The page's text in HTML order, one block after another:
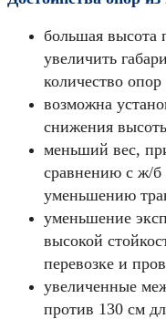
большая высота
увеличить
количество
возможна
снижения
меньший вес,
сравнению с ж/б
уменьшению
уменьшение
высокой
перевозке и
увеличенные
против 130 см